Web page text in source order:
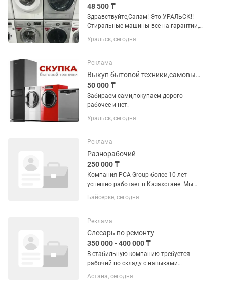
48 500 ₸
Здравствуйте,Салам! Это УРАЛЬСК!!
Стиральные машины все на гарантии,в
идеальном состоянии ни точки
ржавчины,работает все функции:греет
Доставка и установка имеется,за...
Уральск, сегодня
Реклама
Выкуп бытовой техники,самовывоз.
50 000 ₸
Забираем сами,покупаем дорого
рабочее и нет.
Уральск, сегодня
Реклама
Разнорабочий
250 000 ₸
Компания PCA Group более 10 лет
успешно работает в Казахстане. Мы
занимаемся поставкой запасных
частей (на все виды строительно-
сельскохозяйственной, горной и др.
техники),...
Байсерке, сегодня
Реклама
Слесарь по ремонту
350 000 - 400 000 ₸
В стабильную компанию требуется
рабочий по складу с навыками
технического обслуживания и ремонта.
Обязанности: •поддержание порядка
Астана, сегодня